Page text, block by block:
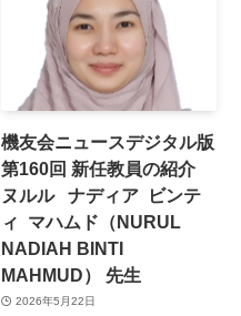
機友会ニュースデジタル版
第160回 新任教員の紹介
ヌルル ナディア ビンテ
ィ マハムド（NURUL
NADIAH BINTI
MAHMUD） 先生
2026年5月22日